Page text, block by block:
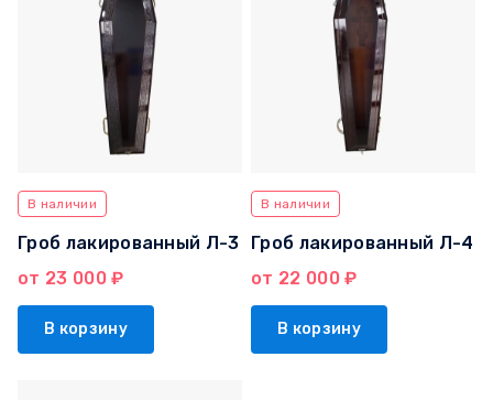
В наличии
Гроб лакированный Л-3
от 23 000 ₽
В корзину
В наличии
Гроб лакированный Л-4
от 22 000 ₽
В корзину